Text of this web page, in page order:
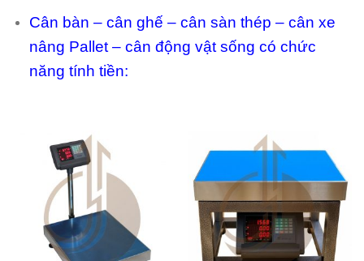
Cân bàn – cân ghế – cân sàn thép – cân xe
nâng Pallet – cân động vật sống có chức
năng tính tiền: